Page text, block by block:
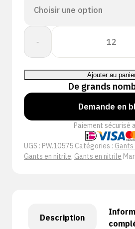
-
quantité
PSP
575
Allround
Nitrile
Foam
Werkhandschoen
Ajouter au
De grands
Demande en
Paiement sécurisé
UGS : PW.10575 Catégories : Gants
Gants en nitrile, Gants en nitrile
Description